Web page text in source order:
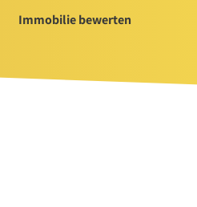
Immobilie bewerten